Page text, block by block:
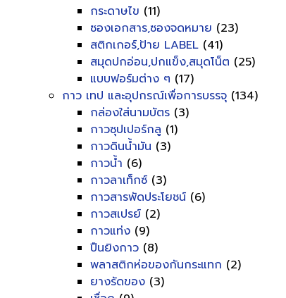
กระดาษไข (11)
ซองเอกสาร,ซองจดหมาย (23)
สติกเกอร์,ป้าย LABEL (41)
สมุดปกอ่อน,ปกแข็ง,สมุดโน็ต (25)
แบบฟอร์มต่าง ๆ (17)
กาว เทป และอุปกรณ์เพื่อการบรรจุ (134)
กล่องใส่นามบัตร (3)
กาวซุปเปอร์กลู (1)
กาวดินน้ำมัน (3)
กาวน้ำ (6)
กาวลาเท็กซ์ (3)
กาวสารพัดประโยชน์ (6)
กาวสเปรย์ (2)
กาวแท่ง (9)
ปืนยิงกาว (8)
พลาสติกห่อของกันกระแทก (2)
ยางรัดของ (3)